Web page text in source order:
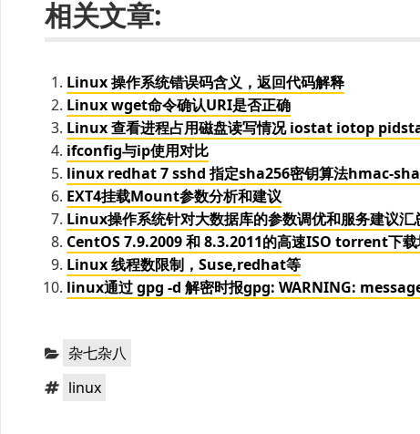
相关文章:
Linux 操作系统错误码含义，返回代码解释
Linux wget命令确认URI是否正确
Linux 查看进程占用磁盘读写情况 iostat iotop
ifconfig与ip使用对比
linux redhat 7 sshd 指定sha256密钥算法hmac-
EXT4挂载Mount参数分析和建议
Linux操作系统针对大数据库的参数调优和服务建议汇
CentOS 7.9.2009 和 8.3.2011的高速ISO torrent下
Linux 线程数限制，Suse,redhat等
linux通过 gpg -d 解密时报gpg: WARNING:
分 杂七杂八
标 linux